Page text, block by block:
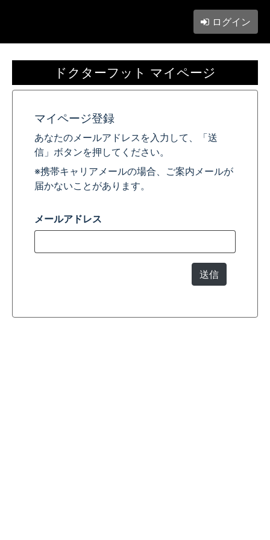
ログイン
ドクターフット マイページ
マイページ登録
あなたのメールアドレスを入力して、「送
信」ボタンを押してください。
※携帯キャリアメールの場合、ご案内メールが
届かないことがあります。
メールアドレス